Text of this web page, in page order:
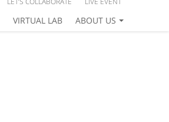
VIRTUAL LAB ABOUT US